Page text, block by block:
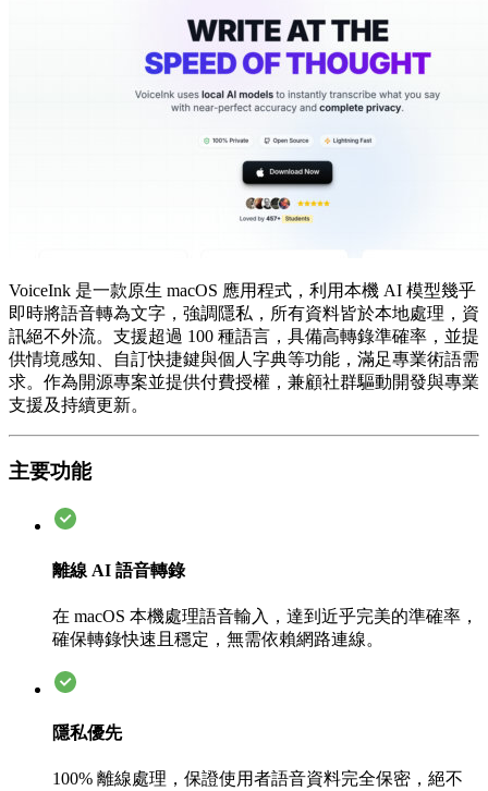
VoiceInk 是一款原生 macOS 應用程式，利用本機 AI 模型幾乎
即時將語音轉為文字，強調隱私，所有資料皆於本地處理，資
訊絕不外流。支援超過 100 種語言，具備高轉錄準確率，並提
供情境感知、自訂快捷鍵與個人字典等功能，滿足專業術語需
求。作為開源專案並提供付費授權，兼顧社群驅動開發與專業
支援及持續更新。
主要功能
離線 AI 語音轉錄
在 macOS 本機處理語音輸入，達到近乎完美的準確率，
確保轉錄快速且穩定，無需依賴網路連線。
隱私優先
100% 離線處理，保證使用者語音資料完全保密，絕不